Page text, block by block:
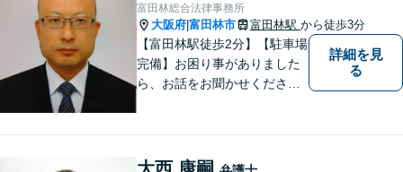
富田林総合法律事務所
大阪府 富田林市 富田林駅 から徒歩3分
【富田林駅徒歩2分】【駐車場
完備】お困り事がありました
ら、お話をお聞かせくださ
詳細を見
る
大西 康嗣